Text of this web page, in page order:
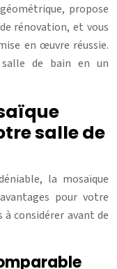
propose
rénovation, et vous
en œuvre réussie.
de bain en un
salle de
la mosaïque
pour votre
à considérer avant de